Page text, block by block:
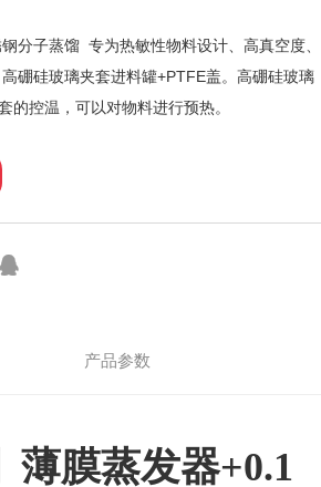
分子蒸馏 专为热敏性物料设计、高真空度、
硼硅玻璃夹套进料罐+PTFE盖。高硼硅玻璃
的控温，可以对物料进行预热。
产品参数
薄膜蒸发器+0.1